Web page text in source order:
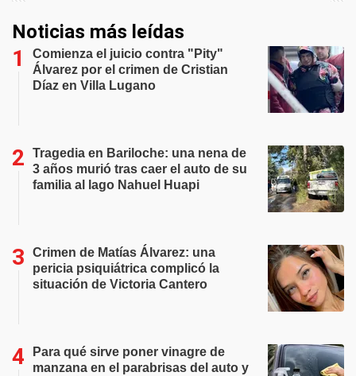
Noticias más leídas
Comienza el juicio contra "Pity"
Álvarez por el crimen de Cristian
Díaz en Villa Lugano
Tragedia en Bariloche: una nena de
3 años murió tras caer el auto de su
familia al lago Nahuel Huapi
Crimen de Matías Álvarez: una
pericia psiquiátrica complicó la
situación de Victoria Cantero
Para qué sirve poner vinagre de
manzana en el parabrisas del auto y